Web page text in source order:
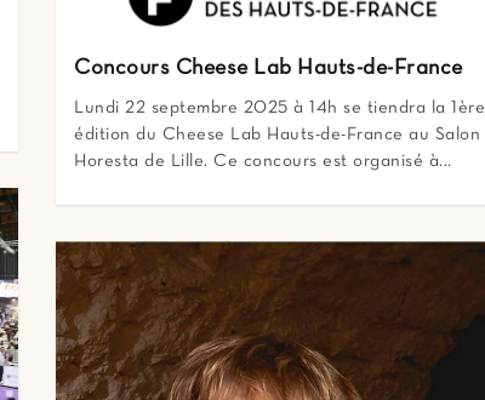
Concours Cheese Lab Hauts-de-France
Lundi 22 septembre 2025 à 14h se tiendra la 1ère
édition du Cheese Lab Hauts-de-France au Salon
Horesta de Lille. Ce concours est organisé à...